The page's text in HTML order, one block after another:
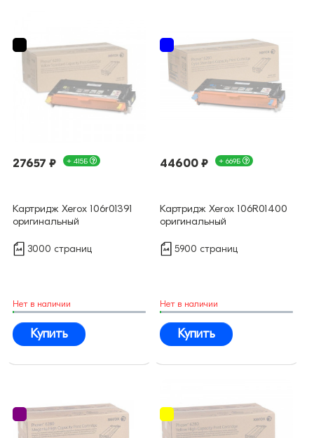
27657 ₽ + 415Б
Картридж Xerox 106r01391
оригинальный
3000 страниц
Нет в наличии
Купить
44600 ₽ + 669Б
Картридж Xerox 106R01400
оригинальный
5900 страниц
Нет в наличии
Купить